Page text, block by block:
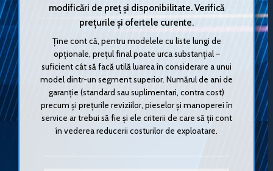
modificări de preț și disponibilitate. Verifică
prețurile și ofertele curente.
Ține cont că, pentru modelele cu liste lungi de
opționale, prețul final poate urca substanțial –
suficient cât să facă utilă luarea în considerare a unui
model dintr-un segment superior. Numărul de ani de
garanție (standard sau suplimentari, contra cost)
precum și prețurile reviziilor, pieselor și manoperei în
service ar trebui să fie și ele criterii de care să ții cont
în vederea reducerii costurilor de exploatare.